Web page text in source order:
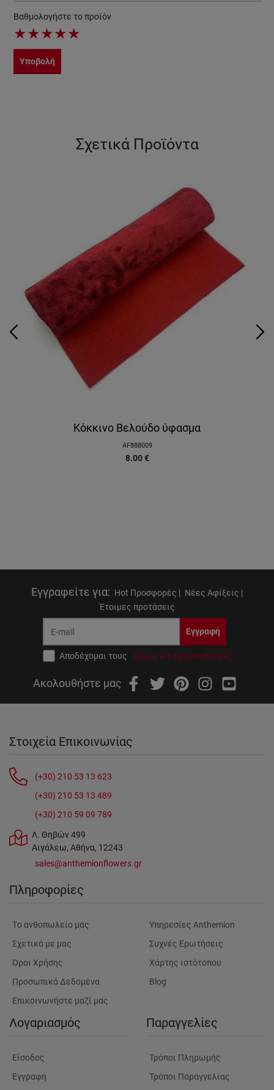
Βαθμολογήστε το προϊόν
★★★★★
Υποβολή
Σχετικά Προϊόντα
Κόκκινο Βελούδο ύφασμα
AF888009
8.00 €
Εγγραφείτε για: Hot Προσφορές | Νέες Αφίξεις |
Έτοιμες προτάσεις
Εγγραφή
Αποδέχομαι τους όρους και προϋποθέσεις
Ακολουθήστε μας
Στοιχεία Επικοινωνίας
(+30) 210 53 13 623
(+30) 210 53 13 489
(+30) 210 59 09 789
Λ. Θηβών 499
Αιγάλεω, Αθήνα, 12243
sales@anthemionflowers.gr
Πληροφορίες
Tο ανθοπωλείο μας
Σχετικά με μας
Όροι Χρήσης
Προσωπικά Δεδομένα
Επικοινωνήστε μαζί μας
Υπηρεσίες Anthemion
Συχνές Ερωτήσεις
Χάρτης ιστότοπου
Blog
Λογαριασμός
Είσοδος
Εγγραφή
Παραγγελίες
Τρόποι Πληρωμής
Τρόποι Παραγγελίας